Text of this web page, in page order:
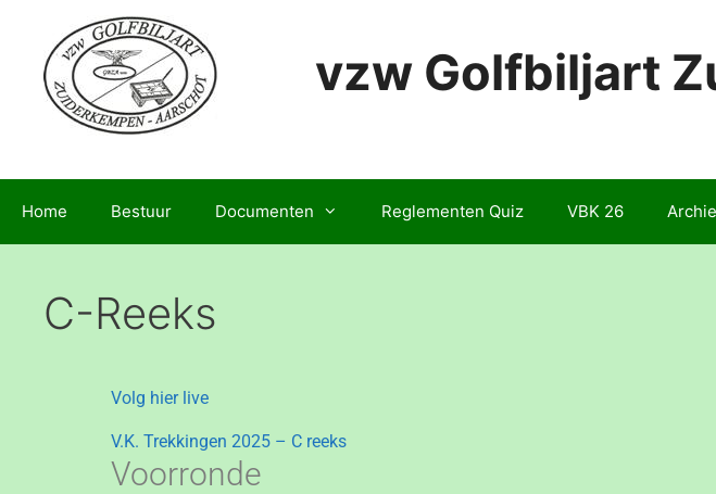
vzw Golfbiljart
Home Bestuur Documenten Reglementen Quiz VBK 26
C-Reeks
Volg hier live
V.K. Trekkingen 2025 – C reeks
Voorronde